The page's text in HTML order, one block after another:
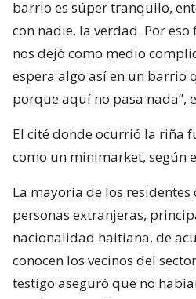
barrio es súper tranquilo,
con nadie, la verdad. Por
nos dejó como medio
espera algo así en un barrio
porque aquí no pasa nada”,
El cité donde ocurrió la riña
como un minimarket, según
La mayoría de los
personas extranjeras,
nacionalidad haitiana, de
conocen los vecinos del
testigo aseguró que no